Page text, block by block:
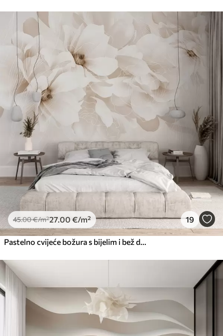
45.00€/m²27.00 €/m² 19
Pastelno cvijeće božura s bijelim i bež delikatnim laticama i bijelim linijama na svijetlo bež pozadini